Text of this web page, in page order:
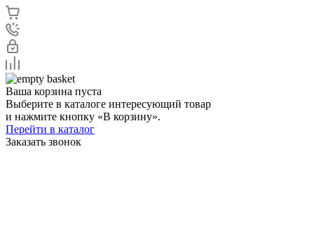
Ваша корзина пуста
Выберите в каталоге интересующий товар
и нажмите кнопку «В корзину».
Перейти в каталог
Заказать звонок